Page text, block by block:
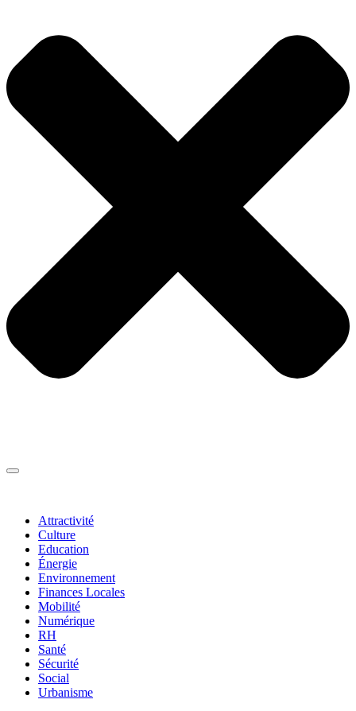
Attractivité
Culture
Education
Énergie
Environnement
Finances Locales
Mobilité
Numérique
RH
Santé
Sécurité
Social
Urbanisme